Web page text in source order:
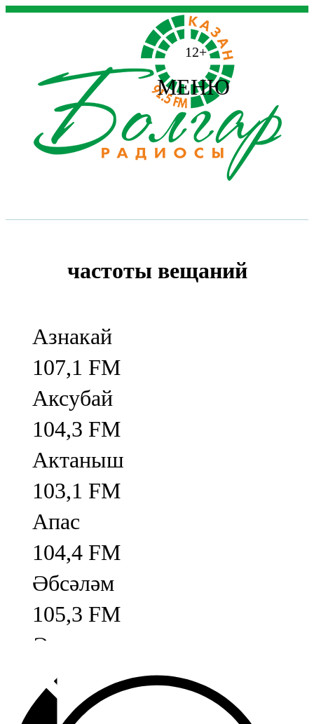
12+
МЕНЮ
частоты вещаний
Азнакай
107,1 FM
Аксубай
104,3 FM
Актаныш
103,1 FM
Апас
104,4 FM
Әбсәләм
105,3 FM
Әлмәт
92,9 FM
Базарлы матак